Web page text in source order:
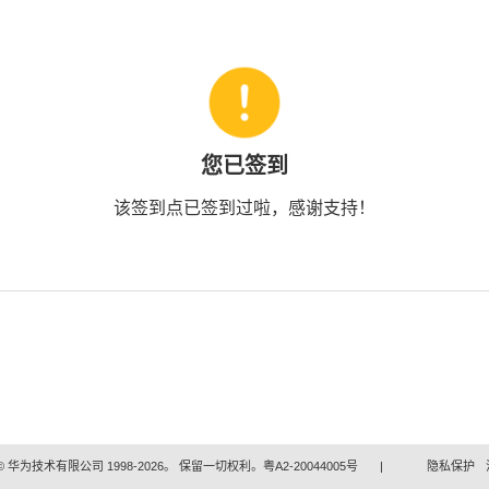
您已签到
该签到点已签到过啦，感谢支持！
华为技术有限公司 1998-2026。 保留一切权利。粤A2-20044005号 | 隐私保护